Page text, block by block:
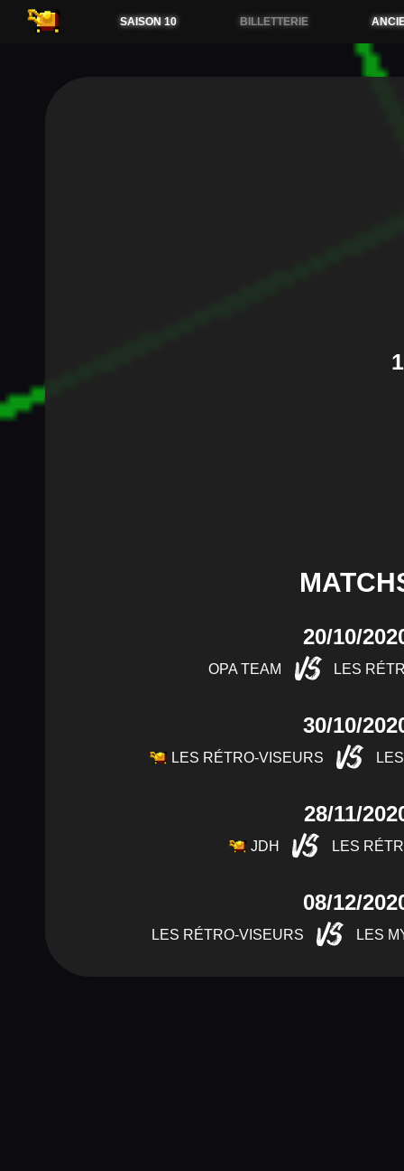
54.38.173.36
SAISON 10 BILLETTERIE
1
20/10/
OPA TEAM VS LES
30/10/
LES RÉTRO-VISEURS VS
28/11/
JDH VS LES
08/12/
LES RÉTRO-VISEURS VS LES